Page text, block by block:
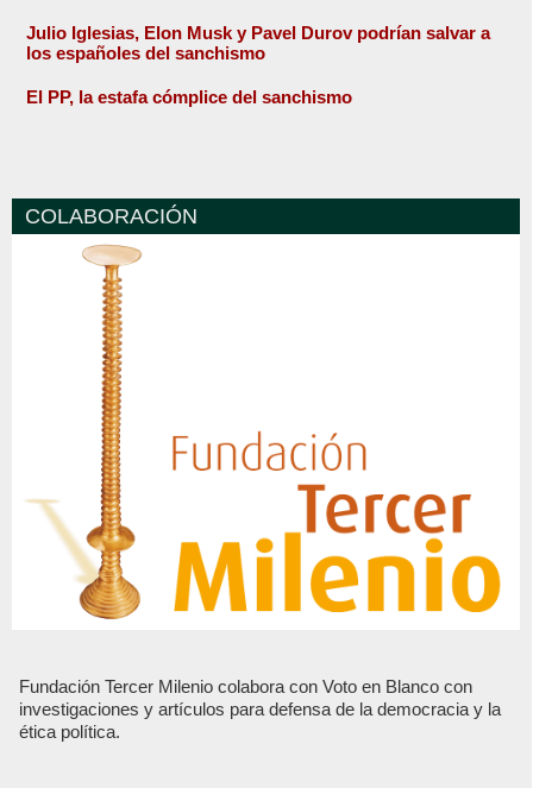
Julio Iglesias, Elon Musk y Pavel Durov podrían salvar a
los españoles del sanchismo
El PP, la estafa cómplice del sanchismo
COLABORACIÓN
Fundación Tercer Milenio colabora con Voto en Blanco con
investigaciones y artículos para defensa de la democracia y la
ética política.